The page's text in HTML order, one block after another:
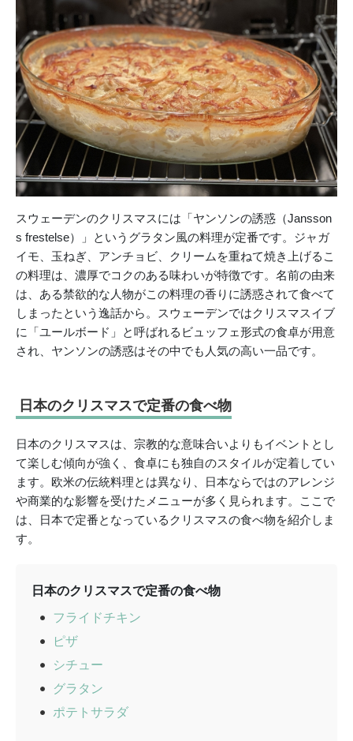
スウェーデンのクリスマスには「ヤンソンの誘惑（Jansson
s frestelse）」というグラタン風の料理が定番です。ジャガ
イモ、玉ねぎ、アンチョビ、クリームを重ねて焼き上げるこ
の料理は、濃厚でコクのある味わいが特徴です。名前の由来
は、ある禁欲的な人物がこの料理の香りに誘惑されて食べて
しまったという逸話から。スウェーデンではクリスマスイブ
に「ユールボード」と呼ばれるビュッフェ形式の食卓が用意
され、ヤンソンの誘惑はその中でも人気の高い一品です。
日本のクリスマスで定番の食べ物
日本のクリスマスは、宗教的な意味合いよりもイベントとし
て楽しむ傾向が強く、食卓にも独自のスタイルが定着してい
ます。欧米の伝統料理とは異なり、日本ならではのアレンジ
や商業的な影響を受けたメニューが多く見られます。ここで
は、日本で定番となっているクリスマスの食べ物を紹介しま
す。
日本のクリスマスで定番の食べ物
フライドチキン
ピザ
シチュー
グラタン
ポテトサラダ